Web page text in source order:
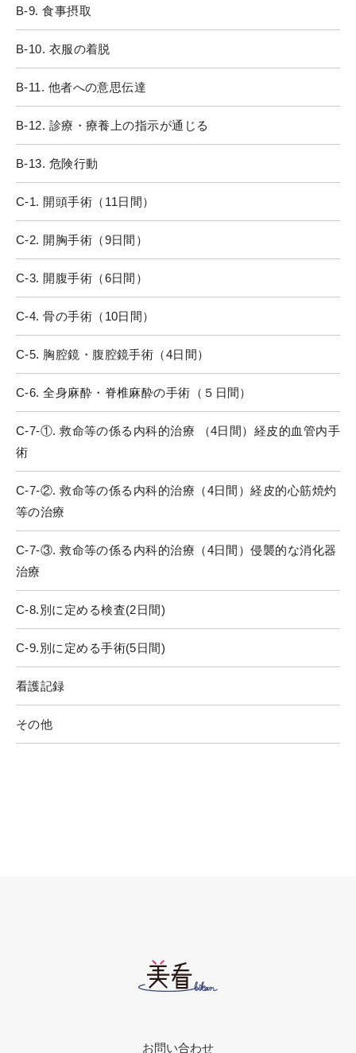
B-9. 食事摂取
B-10. 衣服の着脱
B-11. 他者への意思伝達
B-12. 診療・療養上の指示が通じる
B-13. 危険行動
C-1. 開頭手術（11日間）
C-2. 開胸手術（9日間）
C-3. 開腹手術（6日間）
C-4. 骨の手術（10日間）
C-5. 胸腔鏡・腹腔鏡手術（4日間）
C-6. 全身麻酔・脊椎麻酔の手術（５日間）
C-7-①. 救命等の係る内科的治療 （4日間）経皮的血管内手
術
C-7-②. 救命等の係る内科的治療（4日間）経皮的心筋焼灼
等の治療
C-7-③. 救命等の係る内科的治療（4日間）侵襲的な消化器
治療
C-8.別に定める検査(2日間)
C-9.別に定める手術(5日間)
看護記録
その他
お問い合わせ